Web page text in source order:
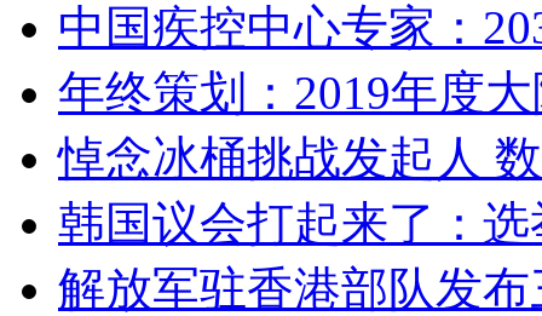
中国疾控中心专家：
年终策划：2019年度
悼念冰桶挑战发起人
韩国议会打起来了：
解放军驻香港部队发